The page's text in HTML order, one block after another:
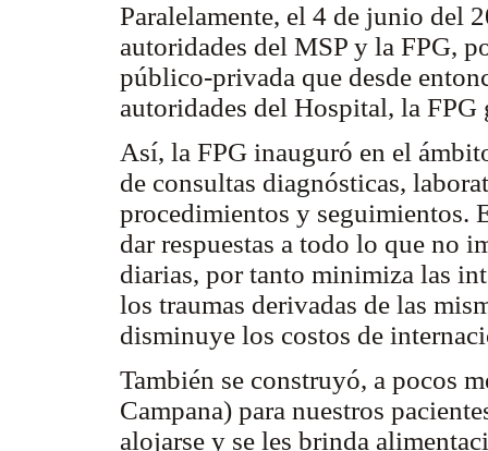
Paralelamente, el 4 de junio del
autoridades del MSP y la FPG,
público-privada que desde
autoridades del Hospital, la
Así, la FPG inauguró en el
de consultas diagnósticas,
procedimientos y seguimientos.
dar respuestas a todo lo que no
diarias, por tanto minimiza las
los traumas derivadas de las
disminuye los costos de
También se construyó, a pocos
Campana) para nuestros
alojarse y se les brinda